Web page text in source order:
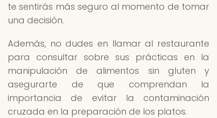
te sentirás más seguro al momento de tomar
una decisión.
Además, no dudes en llamar al restaurante
para consultar sobre sus prácticas en la
manipulación de alimentos sin gluten y
asegurarte de que comprendan la
importancia de evitar la contaminación
cruzada en la preparación de los platos.